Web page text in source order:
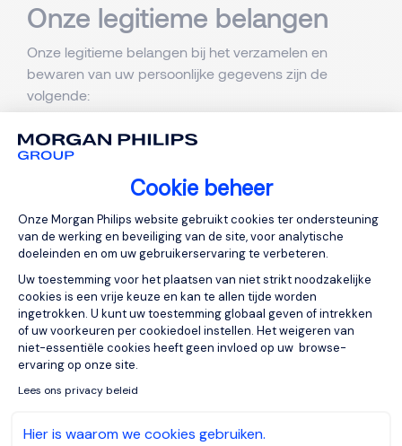
Cookie beheer
Toestemmingsbeheerplatform:
Onze Morgan Philips website gebruikt cookies ter ondersteuning
van de werking en beveiliging van de site, voor analytische
doeleinden en om uw gebruikerservaring te verbeteren.
Uw toestemming voor het plaatsen van niet strikt noodzakelijke
cookies is een vrije keuze en kan te allen tijde worden
ingetrokken. U kunt uw toestemming globaal geven of intrekken
of uw voorkeuren per cookiedoel instellen. Het weigeren van
niet-essentiële cookies heeft geen invloed op uw browse-
ervaring op onze site.
Lees ons privacy beleid
Hier is waarom we cookies gebruiken.
Onze legitieme belangen
Onze legitieme belangen bij het verzamelen en
bewaren van uw persoonlijke gegevens zijn de
volgende:
introduceren wij kandidaten bij klanten voor vast
professionele contracten;
Om de carrièreaspiraties van onze kandidaten en
de aanwervingsbehoeften van onze klanten te
ondersteunen, hebben we een database met
persoonlijke gegevens van kandidaten en klanten
nodig, die zowel historische informatie als actuele
resourcevereisten bevat;
Om onze onderneming te behouden, uit te breiden
en te ontwikkelen, moeten we de persoonlijke data
van potentiële kandidaten, klantencontacten –
en kandidaten bewaren;